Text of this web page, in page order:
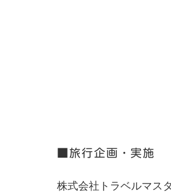
■旅行企画・実施
株式会社トラベルマス